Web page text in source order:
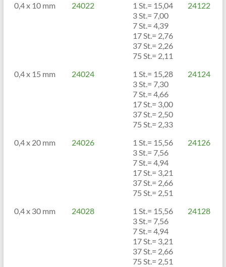
0,4 x 10 mm 24022
1 St.= 15,04
3 St.= 7,00
7 St.= 4,39
17 St.= 2,76
37 St.= 2,26
75 St.= 2,11
24122
0,4 x 15 mm 24024
1 St.= 15,28
3 St.= 7,30
7 St.= 4,66
17 St.= 3,00
37 St.= 2,50
75 St.= 2,33
24124
0,4 x 20 mm 24026
1 St.= 15,56
3 St.= 7,56
7 St.= 4,94
17 St.= 3,21
37 St.= 2,66
75 St.= 2,51
24126
0,4 x 30 mm 24028
1 St.= 15,56
3 St.= 7,56
7 St.= 4,94
17 St.= 3,21
37 St.= 2,66
75 St.= 2,51
24128